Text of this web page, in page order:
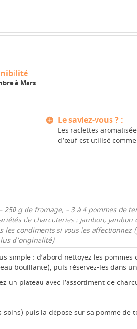
à Mars
Le saviez-vous ? :
Les raclettes
d’œuf est utilisé
– 250 g de fromage, – 3 à 4 pommes de
de charcuteries : jambon,
les condiments si vous les
d’originalité)
simple : d’abord nettoyez les
bouillante), puis réservez-les dans
un plateau avec l’assortiment de
puis la dépose sur sa pomme de